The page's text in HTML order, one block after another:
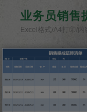
业务员销售
Excel格式/A4打印/内